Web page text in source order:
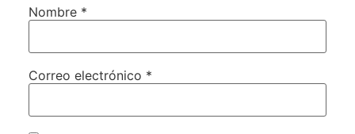
Nombre *
Correo electrónico *